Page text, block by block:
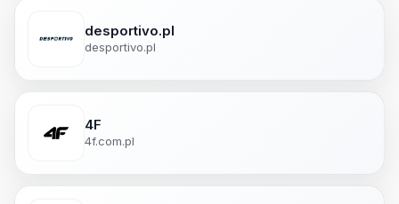
desportivo.pl
desportivo.pl
4F
4f.com.pl